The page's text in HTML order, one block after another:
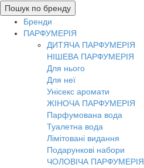
Пошук по бренду
Бренди
ПАРФУМЕРІЯ
ДИТЯЧА ПАРФУМЕРІЯ
НІШЕВА ПАРФУМЕРІЯ
Для нього
Для неї
Унісекс аромати
ЖІНОЧА ПАРФУМЕРІЯ
Парфумована вода
Туалетна вода
Лімітовані видання
Подарункові набори
ЧОЛОВІЧА ПАРФУМЕРІЯ